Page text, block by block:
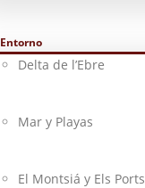
Entorno
Delta de l’Ebre
Mar y Playas
El Montsiá y Els Ports